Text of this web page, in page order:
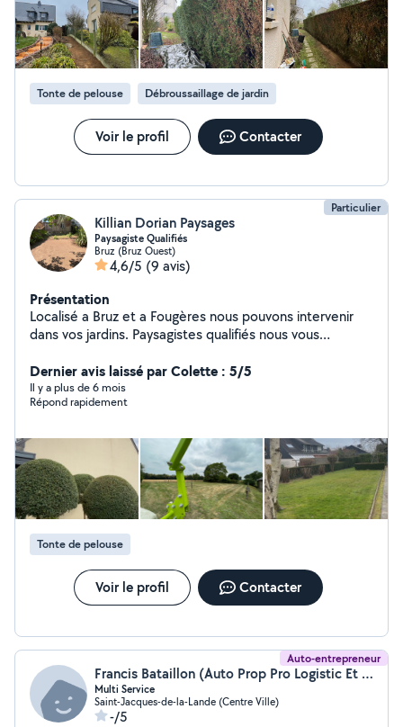
en CESU, profitez de 50% de réduction immédiate sur
tous vos travaux de jardinage grâce au crédit d'impôt.
Au plaisir de travailler avec vous Belle journée à tous !
Tonte de pelouse Débroussaillage de jardin
Voir le profil Contacter
Particulier
Killian Dorian Paysages
Paysagiste Qualifiés
Bruz (Bruz Ouest)
4,6/5 (9 avis)
Présentation
Localisé a Bruz et a Fougères nous pouvons intervenir
dans vos jardins. Paysagistes qualifiés nous vous
Taille de haie, Tonte, Débroussaillage ,Remise en état)
Ainsi que en création(Plantations , Massifs, Gazon)
Dernier avis laissé par Colette : 5/5
Il y a plus de 6 mois
Répond rapidement
Tonte de pelouse
Voir le profil Contacter
Auto-entrepreneur
Francis Bataillon (Auto Prop Pro Logistic Et Service+)
Multi Service
Saint-Jacques-de-la-Lande (Centre Ville)
-/5